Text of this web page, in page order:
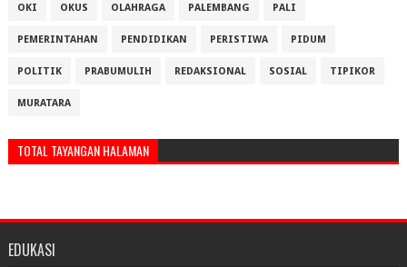
OKI OKUS OLAHRAGA PALEMBANG PALI
PEMERINTAHAN PENDIDIKAN PERISTIWA PIDUM
POLITIK PRABUMULIH REDAKSIONAL SOSIAL TIPIKOR
MURATARA
TOTAL TAYANGAN HALAMAN
EDUKASI